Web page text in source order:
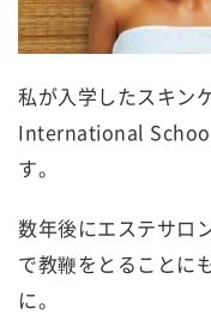
私が入学したスキ
International
す。
数年後にエステサロ
で教鞭をとることに
に。